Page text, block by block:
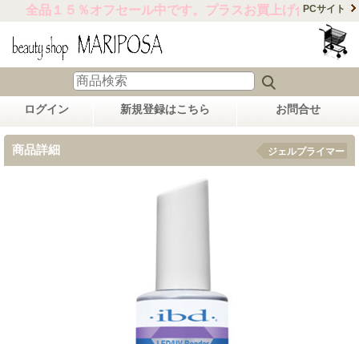
全品１５％オフセール中です。プラスお買上げ合計金額
PCサイト
ログイン 新規登録はこちら お問合せ
商品詳細 ジェルプライマー